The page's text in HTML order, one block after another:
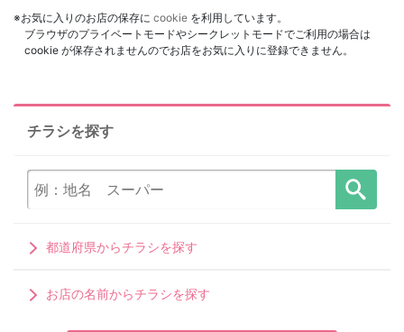
※お気に入りのお店の保存に cookie を利用しています。
ブラウザのプライベートモードやシークレットモードでご利用の場合は
cookie が保存されませんのでお店をお気に入りに登録できません。
チラシを探す
都道府県からチラシを探す
お店の名前からチラシを探す